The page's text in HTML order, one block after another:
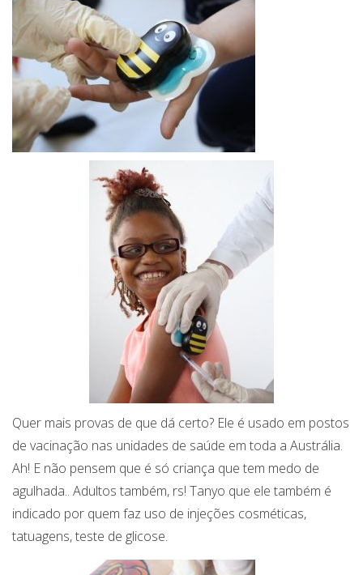
Quer mais provas de que dá certo? Ele é usado em postos
de vacinação nas unidades de saúde em toda a Austrália.
Ah! E não pensem que é só criança que tem medo de
agulhada.. Adultos também, rs! Tanyo que ele também é
indicado por quem faz uso de injeções cosméticas,
tatuagens, teste de glicose.